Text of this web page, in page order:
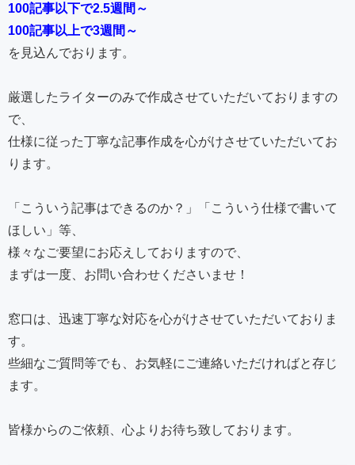
100記事以下で2.5週間～
100記事以上で3週間～
を見込んでおります。
厳選したライターのみで作成させていただいておりますの
で、
仕様に従った丁寧な記事作成を心がけさせていただいてお
ります。
「こういう記事はできるのか？」「こういう仕様で書いて
ほしい」等、
様々なご要望にお応えしておりますので、
まずは一度、お問い合わせくださいませ！
窓口は、迅速丁寧な対応を心がけさせていただいておりま
す。
些細なご質問等でも、お気軽にご連絡いただければと存じ
ます。
皆様からのご依頼、心よりお待ち致しております。